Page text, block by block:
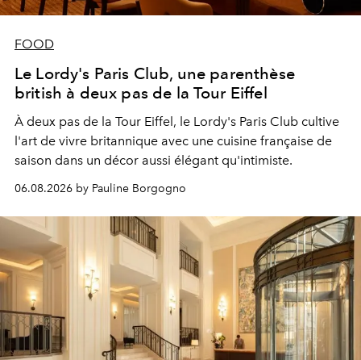
FOOD
Le Lordy's Paris Club, une parenthèse
british à deux pas de la Tour Eiffel
À deux pas de la Tour Eiffel, le Lordy's Paris Club cultive
l'art de vivre britannique avec une cuisine française de
saison dans un décor aussi élégant qu'intimiste.
06.08.2026 by Pauline Borgogno